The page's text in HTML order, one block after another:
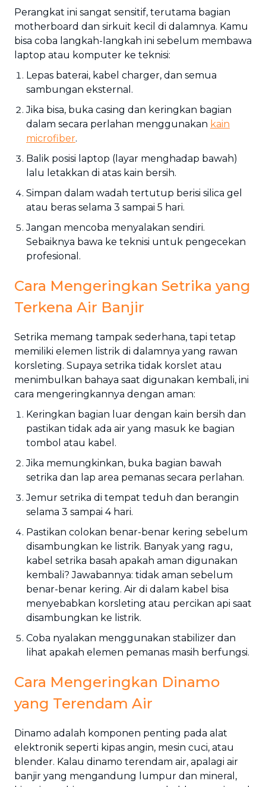
Perangkat ini sangat sensitif, terutama bagian
motherboard dan sirkuit kecil di dalamnya. Kamu
bisa coba langkah-langkah ini sebelum membawa
laptop atau komputer ke teknisi:
Lepas baterai, kabel charger, dan semua
sambungan eksternal.
Jika bisa, buka casing dan keringkan bagian
dalam secara perlahan menggunakan kain
microfiber.
Balik posisi laptop (layar menghadap bawah)
lalu letakkan di atas kain bersih.
Simpan dalam wadah tertutup berisi silica gel
atau beras selama 3 sampai 5 hari.
Jangan mencoba menyalakan sendiri.
Sebaiknya bawa ke teknisi untuk pengecekan
profesional.
Cara Mengeringkan Setrika yang
Terkena Air Banjir
Setrika memang tampak sederhana, tapi tetap
memiliki elemen listrik di dalamnya yang rawan
korsleting. Supaya setrika tidak korslet atau
menimbulkan bahaya saat digunakan kembali, ini
cara mengeringkannya dengan aman:
Keringkan bagian luar dengan kain bersih dan
pastikan tidak ada air yang masuk ke bagian
tombol atau kabel.
Jika memungkinkan, buka bagian bawah
setrika dan lap area pemanas secara perlahan.
Jemur setrika di tempat teduh dan berangin
selama 3 sampai 4 hari.
Pastikan colokan benar-benar kering sebelum
disambungkan ke listrik. Banyak yang ragu,
kabel setrika basah apakah aman digunakan
kembali? Jawabannya: tidak aman sebelum
benar-benar kering. Air di dalam kabel bisa
menyebabkan korsleting atau percikan api saat
disambungkan ke listrik.
Coba nyalakan menggunakan stabilizer dan
lihat apakah elemen pemanas masih berfungsi.
Cara Mengeringkan Dinamo
yang Terendam Air
Dinamo adalah komponen penting pada alat
elektronik seperti kipas angin, mesin cuci, atau
blender. Kalau dinamo terendam air, apalagi air
banjir yang mengandung lumpur dan mineral,